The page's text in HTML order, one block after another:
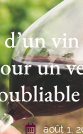
un
août 1,